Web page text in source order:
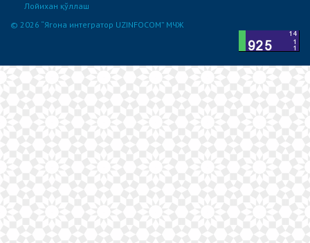
Лойихан қўллаш
© 2026 “Ягона интегратор UZINFOCOM” МЧЖ